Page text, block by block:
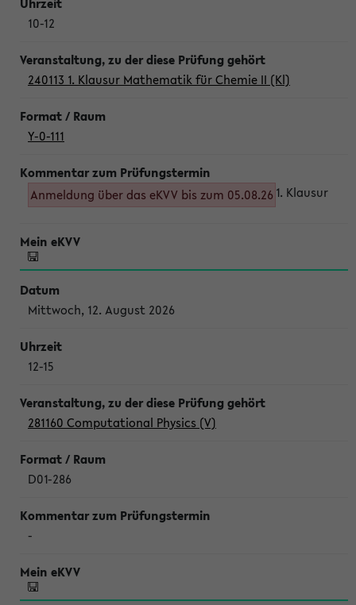
10-12
240113 1. Klausur Mathematik für Chemie II (Kl)
Y-0-111
Anmeldung über das eKVV bis zum 05.08.26 1. Klausur
Mittwoch, 12. August 2026
12-15
281160 Computational Physics (V)
D01-286
-